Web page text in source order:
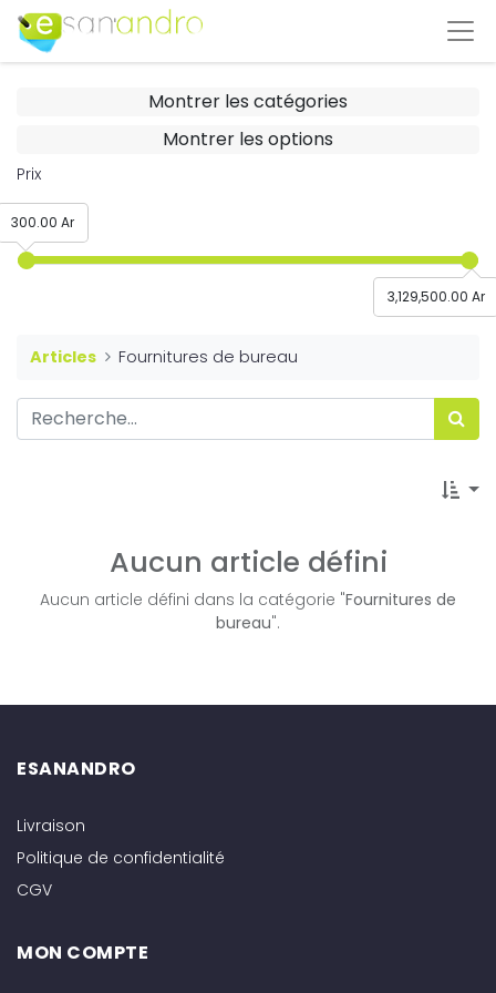
Montrer les catégories
Montrer les options
Prix
3,129,500.00 Ar
300.00 Ar
Articles Fournitures de bureau
Aucun article défini
Aucun article défini dans la catégorie "Fournitures de
bureau".
ESANANDRO
Livraison
Politique de confidentialité
CGV
MON COMPTE